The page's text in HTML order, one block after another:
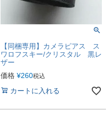
【同梱専用】カメラピアス ス
ワロフスキー/クリスタル 黒レ
ザー
価格 ¥260税込
カートに入れる